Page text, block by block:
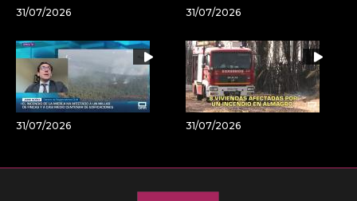
31/07/2026 31/07/2026
31/07/2026 31/07/2026